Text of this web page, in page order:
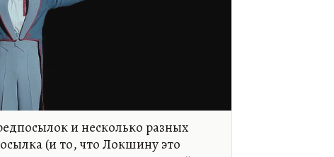
и несколько разных
(и то, что Локшину это